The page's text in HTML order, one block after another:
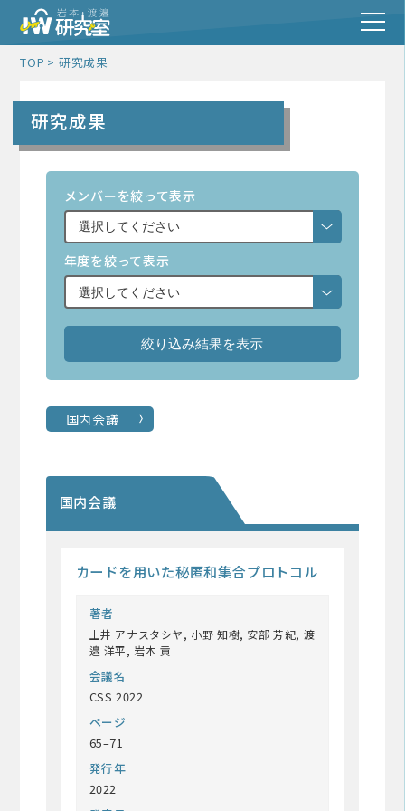
TOP 研究成果
研究成果
メンバーを絞って表示
年度を絞って表示
国内会議
国内会議
カードを用いた秘匿和集合プロトコル
著者
土井 アナスタシヤ, 小野 知樹, 安部 芳紀, 渡
邉 洋平, 岩本 貢
会議名
CSS 2022
ページ
65–71
発行年
2022